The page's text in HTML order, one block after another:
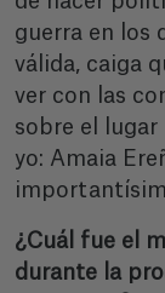
guerra en los
válida, caiga
ver con las
sobre el lugar
yo: Amaia
¿Cuál fue el
durante la